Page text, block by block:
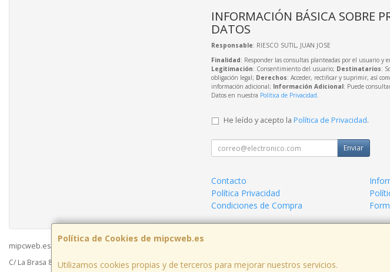
Política de Cookies de mipcweb.es
Utilizamos cookies propias y de terceros para mejorar nuestros servicios.
INFORMACIÓN BÁSICA SOBRE
DATOS
Responsable: RIESCO SUTIL, JUAN JOSE
Finalidad: Responder las consultas planteadas por el usuario y
Legitimación: Consentimiento del usuario; Destinatarios:
obligación legal; Derechos: Acceder, rectificar y suprimir, así
información adicional; Información Adicional: Puede
Datos en nuestra Política de Privacidad.
He leído y acepto la Política de Privacidad.
Enviar
Contacto
Política Privacidad
Condiciones de Compra
mipcweb.es © 2026
C/ La Brasa 8 - Acceso Galerías del Mercado - Oficina 49003, Zamora, España.